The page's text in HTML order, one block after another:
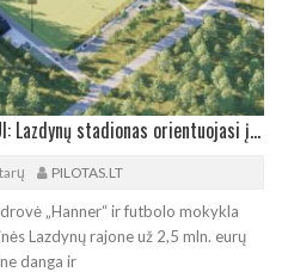
FUTBOLO STADIONAS JAUNIMUI: Lazdynų stadionas orientuojasi į tarptautinius standartus
PILOTAS.LT
„Hanner“ ir futbolo mokykla
Lazdynų rajone už 2,5 mln. eurų
danga ir